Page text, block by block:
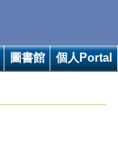
圖書館 個人Portal